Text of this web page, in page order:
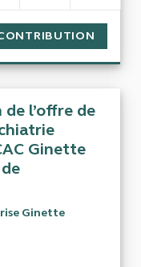
l’offre de
Ginette
Ginette